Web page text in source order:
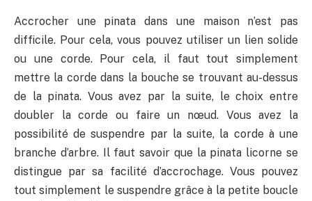
Accrocher une pinata dans une maison n’est pas
difficile. Pour cela, vous pouvez utiliser un lien solide
ou une corde. Pour cela, il faut tout simplement
mettre la corde dans la bouche se trouvant au-dessus
de la pinata. Vous avez par la suite, le choix entre
doubler la corde ou faire un nœud. Vous avez la
possibilité de suspendre par la suite, la corde à une
branche d’arbre. Il faut savoir que la pinata licorne se
distingue par sa facilité d’accrochage. Vous pouvez
tout simplement le suspendre grâce à la petite boucle